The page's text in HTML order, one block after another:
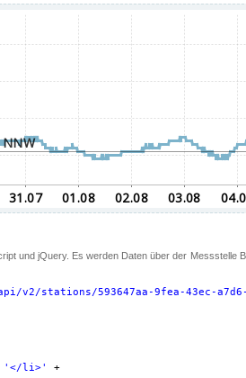
und jQuery. Es werden Daten über der Messstelle
v2/stations/593647aa-9fea-43ec-a7d6-
'</li>'
+